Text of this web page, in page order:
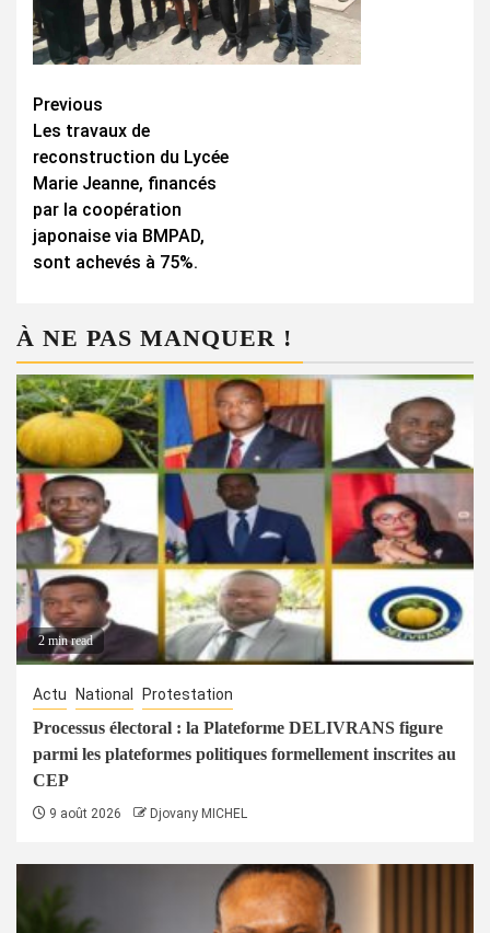
Continue
Reading
Previous
Les travaux de
reconstruction du Lycée
Marie Jeanne, financés
par la coopération
japonaise via BMPAD,
sont achevés à 75%.
À NE PAS MANQUER !
2 min read
Actu National Protestation
Processus électoral : la Plateforme DELIVRANS figure
parmi les plateformes politiques formellement inscrites au
CEP
9 août 2026 Djovany MICHEL